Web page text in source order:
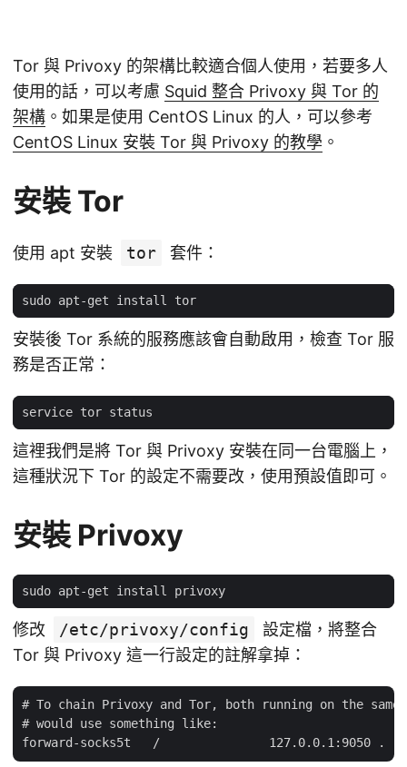
Tor 與 Privoxy 的架構比較適合個人使用，若要多人
使用的話，可以考慮 Squid 整合 Privoxy 與 Tor 的
架構 。如果是使用 CentOS Linux 的人，可以參考
CentOS Linux 安裝 Tor 與 Privoxy 的教學 。
安裝 Tor
使用 apt 安裝 tor 套件：
安裝後 Tor 系統的服務應該會自動啟用，檢查 Tor 服
務是否正常：
這裡我們是將 Tor 與 Privoxy 安裝在同一台電腦上，
這種狀況下 Tor 的設定不需要改，使用預設值即可。
安裝 Privoxy
修改 /etc/privoxy/config
設定檔，將整合
Tor 與 Privoxy 這一行設定的註解拿掉：
# To chain Privoxy and Tor, both running on the same
# would use something like: